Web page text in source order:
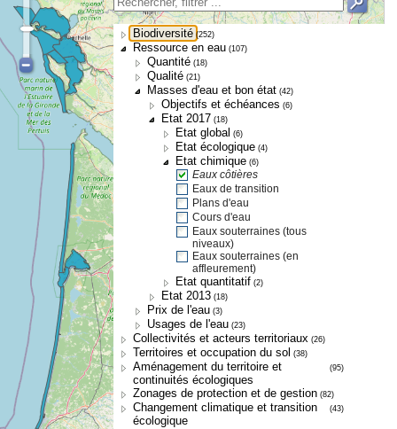
Biodiversité (252)
Ressource en eau (107)
Quantité (18)
Qualité (21)
Masses d'eau et bon état (42)
Objectifs et échéances (6)
Etat 2017 (18)
Etat global (6)
Etat écologique (4)
Etat chimique (6)
Eaux côtières
Eaux de transition
Plans d'eau
Cours d'eau
Eaux souterraines (tous
niveaux)
Eaux souterraines (en
affleurement)
Etat quantitatif (2)
Etat 2013 (18)
Prix de l'eau (3)
Usages de l'eau (23)
Collectivités et acteurs territoriaux (26)
Territoires et occupation du sol (38)
Aménagement du territoire et
continuités écologiques
(95)
Zonages de protection et de gestion (82)
Changement climatique et transition
écologique
(43)